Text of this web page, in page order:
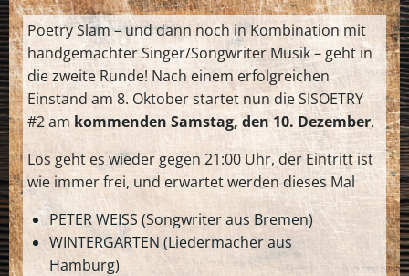
Poetry Slam – und dann noch in Kombination mit
handgemachter Singer/Songwriter Musik – geht in
die zweite Runde! Nach einem erfolgreichen
Einstand am 8. Oktober startet nun die SISOETRY
#2 amkommenden Samstag, den 10. Dezember.
Los geht es wieder gegen 21:00 Uhr, der Eintritt ist
wie immer frei, und erwartet werden dieses Mal
PETER WEISS (Songwriter aus Bremen)
WINTERGARTEN (Liedermacher aus
Hamburg)